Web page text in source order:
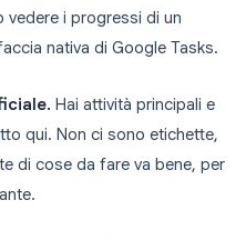
vedere i progressi di un
nativa di Google Tasks.
Hai attività principali e
qui. Non ci sono etichette,
di cose da fare va bene, per